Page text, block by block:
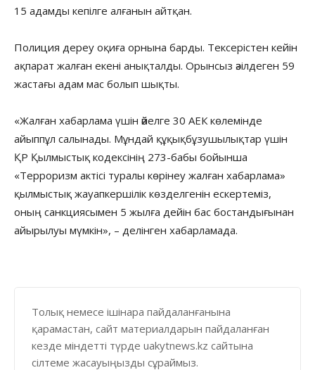
15 адамды кепілге алғанын айтқан.
Полиция дереу оқиға орнына барды. Тексерістен кейін
ақпарат жалған екені анықталды. Орынсыз әзілдеген 59
жастағы адам мас болып шықты.
«Жалған хабарлама үшін әйелге 30 АЕК көлемінде
айыппұл салынады. Мұндай құқықбұзушылықтар үшін
ҚР Қылмыстық кодексінің 273-бабы бойынша
«Терроризм актісі туралы көрінеу жалған хабарлама»
қылмыстық жауапкершілік көзделгенін ескертеміз,
оның санкциясымен 5 жылға дейін бас бостандығынан
айырылуы мүмкін», – делінген хабарламада.
Толық немесе ішінара пайдаланғанына
қарамастан, сайт материалдарын пайдаланған
кезде міндетті түрде uakytnews.kz сайтына
сілтеме жасауыңызды сұраймыз.